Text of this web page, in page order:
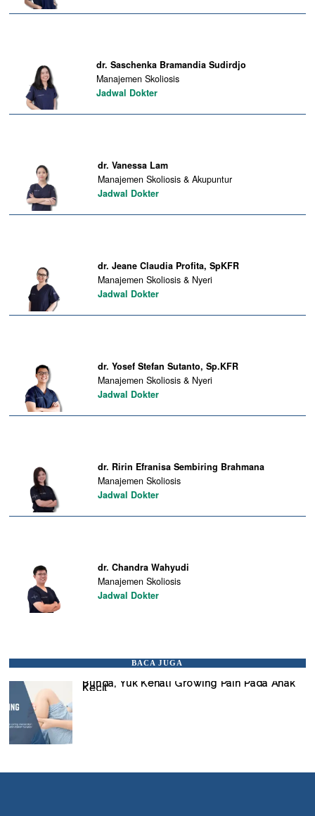
dr. Saschenka Bramandia Sudirdjo
Manajemen Skoliosis
Jadwal Dokter
dr. Vanessa Lam
Manajemen Skoliosis & Akupuntur
Jadwal Dokter
dr. Jeane Claudia Profita, SpKFR
Manajemen Skoliosis & Nyeri
Jadwal Dokter
dr. Yosef Stefan Sutanto, Sp.KFR
Manajemen Skoliosis & Nyeri
Jadwal Dokter
dr. Ririn Efranisa Sembiring Brahmana
Manajemen Skoliosis
Jadwal Dokter
dr. Chandra Wahyudi
Manajemen Skoliosis
Jadwal Dokter
BACA JUGA
Bunda, Yuk Kenali Growing Pain Pada Anak
Kecil